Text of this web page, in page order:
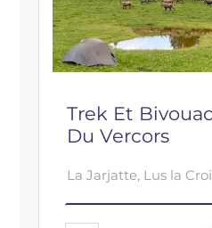
Trek Et
Du Vercors
La Jarjatte, Lus la